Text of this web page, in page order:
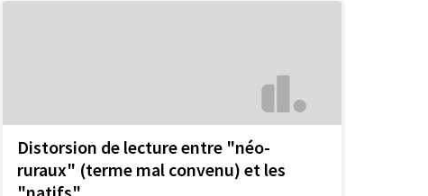
Distorsion de lecture entre "néo-
ruraux" (terme mal convenu) et les